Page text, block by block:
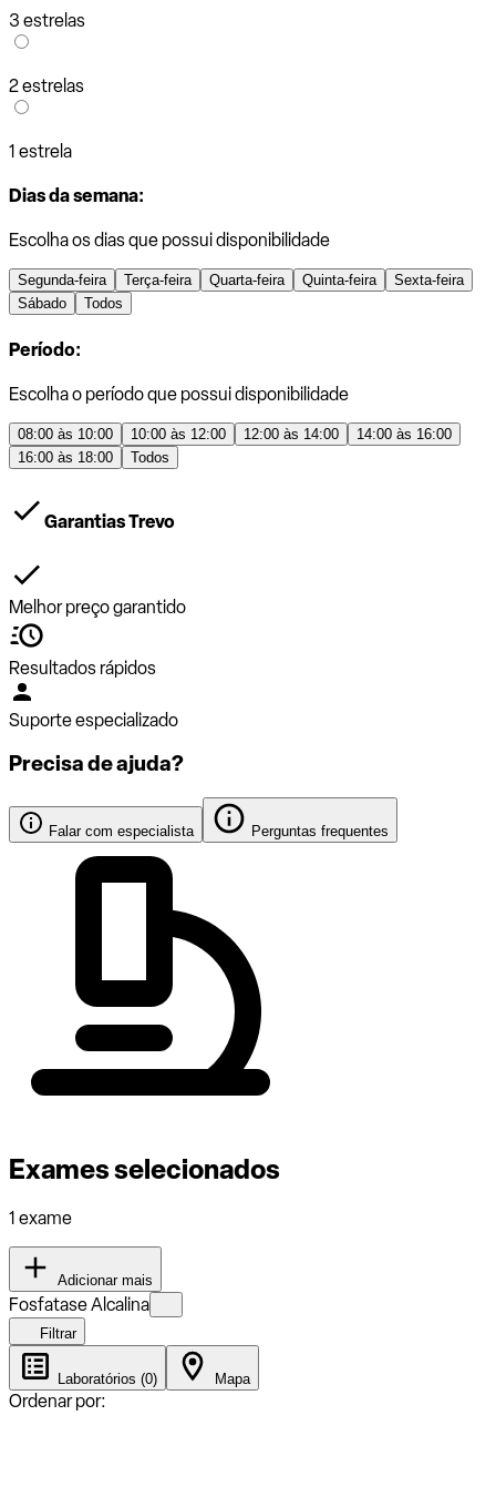
3 estrelas
2 estrelas
1 estrela
Dias da semana:
Escolha os dias que possui disponibilidade
Segunda-feira Terça-feira Quarta-feira Quinta-feira
Sexta-feira
Sábado
Todos
Período:
Escolha o período que possui disponibilidade
08:00 às 10:00 10:00 às 12:00 12:00 às 14:00
14:00 às 16:00
16:00 às 18:00
Todos
Garantias Trevo
Melhor preço garantido
Resultados rápidos
Suporte especializado
Precisa de ajuda?
Falar com especialista Perguntas frequentes
Exames selecionados
1 exame
Adicionar mais
Fosfatase Alcalina
Filtrar
Laboratórios (0) Mapa
Ordenar por: